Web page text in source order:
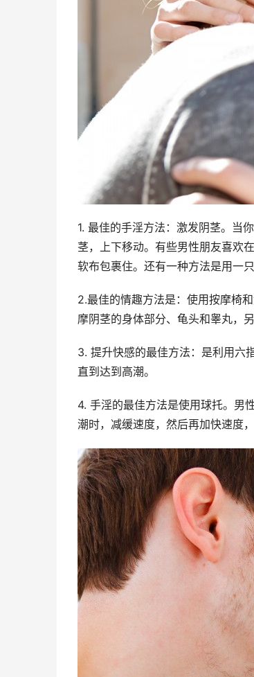
1. 最佳的手淫方法：激发阴茎。当
茎，上下移动。有些男性朋友喜欢
软布包裹住。还有一种方法是用一
2.最佳的情趣方法是：使用按摩椅
摩阴茎的身体部分、龟头和睾丸，
3. 提升快感的最佳方法：是利用六
直到达到高潮。
4. 手淫的最佳方法是使用球托。男
潮时，减缓速度，然后再加快速度